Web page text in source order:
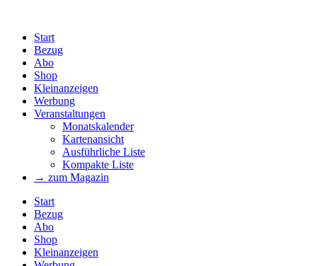
Start
Bezug
Abo
Shop
Kleinanzeigen
Werbung
Veranstaltungen
Monatskalender
Kartenansicht
Ausführliche Liste
Kompakte Liste
→ zum Magazin
Start
Bezug
Abo
Shop
Kleinanzeigen